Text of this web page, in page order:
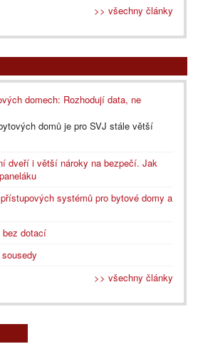
>> všechny články
domech: Rozhodují data, ne
domů je pro SVJ stále větší
dveří i větší nároky na bezpečí. Jak
systémů pro bytové domy a
bez dotací
>> všechny články